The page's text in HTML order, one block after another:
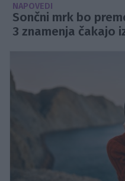
NAPOVEDI
Sončni mrk bo
3 znamenja čakajo